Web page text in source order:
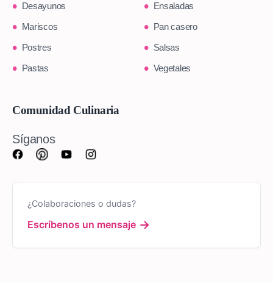
Desayunos
Ensaladas
Mariscos
Pan casero
Postres
Salsas
Pastas
Vegetales
Comunidad Culinaria
Síganos
¿Colaboraciones o dudas?
Escríbenos un mensaje →